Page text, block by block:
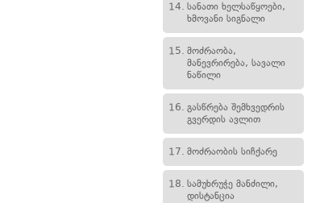
14. სანათი ხელსაწყოები,
ხმოვანი სიგნალი
15. მოძრაობა,
მანევრირება, სავალი
ნაწილი
16. გასწრება შემხვედრის
გვერდის ავლით
17. მოძრაობის სიჩქარე
18. სამუხრუჭე მანძილი,
დისტანცია